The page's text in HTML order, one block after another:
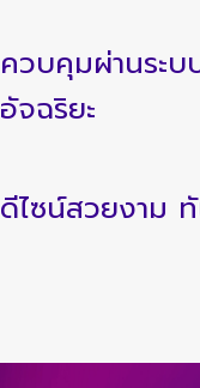
ควบคุมผ่านระบ
อัจฉริยะ
ดีไซน์สวยงาม